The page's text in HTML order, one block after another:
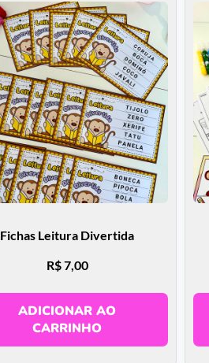
Fichas Leitura Divertida
R$7,00
ADICIONAR AO
CARRINHO